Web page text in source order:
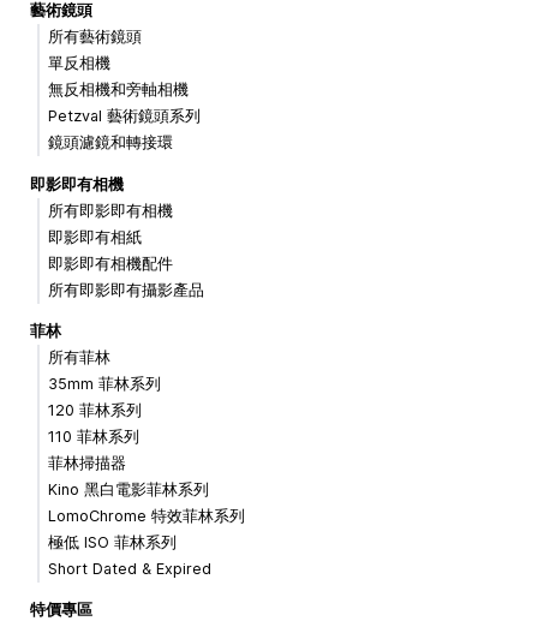
藝術鏡頭
所有藝術鏡頭
單反相機
無反相機和旁軸相機
Petzval 藝術鏡頭系列
鏡頭濾鏡和轉接環
即影即有相機
所有即影即有相機
即影即有相紙
即影即有相機配件
所有即影即有攝影產品
菲林
所有菲林
35mm 菲林系列
120 菲林系列
110 菲林系列
菲林掃描器
Kino 黑白電影菲林系列
LomoChrome 特效菲林系列
極低 ISO 菲林系列
Short Dated & Expired
特價專區